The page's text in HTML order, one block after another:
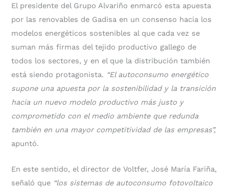
El presidente del Grupo Alvariño enmarcó esta apuesta
por las renovables de Gadisa en un consenso hacia los
modelos energéticos sostenibles al que cada vez se
suman más firmas del tejido productivo gallego de
todos los sectores, y en el que la distribución también
está siendo protagonista. “El autoconsumo energético
supone una apuesta por la sostenibilidad y la transición
hacia un nuevo modelo productivo más justo y
comprometido con el medio ambiente que redunda
también en una mayor competitividad de las empresas”,
apuntó.
En este sentido, el director de Voltfer, José María Fariña,
señaló que “los sistemas de autoconsumo fotovoltaico